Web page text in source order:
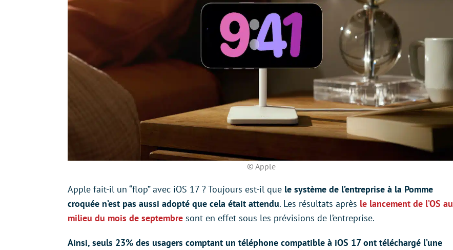
© Apple
Apple fait-il un “flop” avec iOS 17 ? Toujours est-il que le système de l’entreprise à la Pomme
croquée n’est pas aussi adopté que cela était attendu. Les résultats après le lancement de l’OS au
milieu du mois de septembre sont en effet sous les prévisions de l’entreprise.
Ainsi, seuls 23% des usagers comptant un téléphone compatible à iOS 17 ont téléchargé l’une